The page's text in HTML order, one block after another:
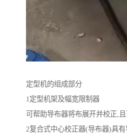
定型机的组成部分
1定型机架及幅宽限制器
可帮助导布器将布展开并校正,
2复合式中心校正器(导布器)具